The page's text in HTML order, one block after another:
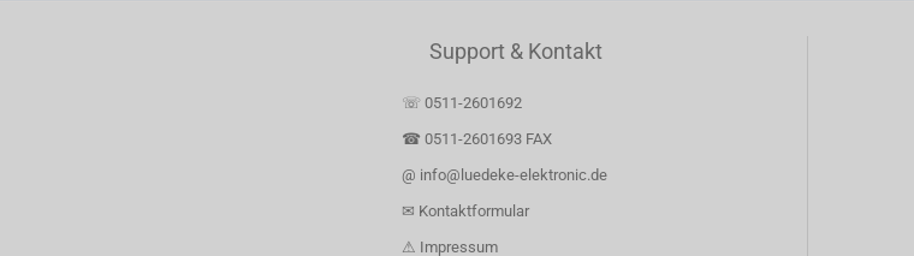
Support & Kontakt
☏ 0511-2601692
☎ 0511-2601693 FAX
@ info@luedeke-elektronic.de
✉ Kontaktformular
⚠ Impressum